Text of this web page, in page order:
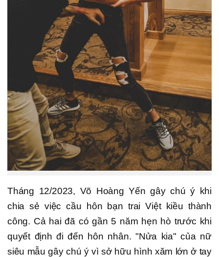
Tháng 12/2023, Võ Hoàng Yến gây chú ý khi
chia sẻ việc cầu hôn bạn trai Việt kiều thành
công. Cả hai đã có gần 5 năm hẹn hò trước khi
quyết định đi đến hôn nhân. "Nửa kia" của nữ
siêu mẫu gây chú ý vì sở hữu hình xăm lớn ở tay